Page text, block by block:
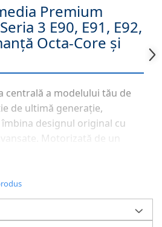
Premium
3 E90, E91, E92,
Octa-Core și
centrală a modelului tău de
de ultimă generație,
designul original cu
Motorizată de un
1.6 GHz
oferă o viteză de răspuns
că folosești navigația GPS
de divertisment, sistemul